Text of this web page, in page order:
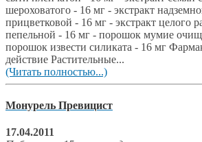
шероховатого - 16 мг - экстракт
прицветковой - 16 мг - экстракт целого
пепельной - 16 мг - порошок мумие
порошок извести силиката - 16 мг
действие Растительные...
(Читать полностью...)
Монурель Превицист
17.04.2011